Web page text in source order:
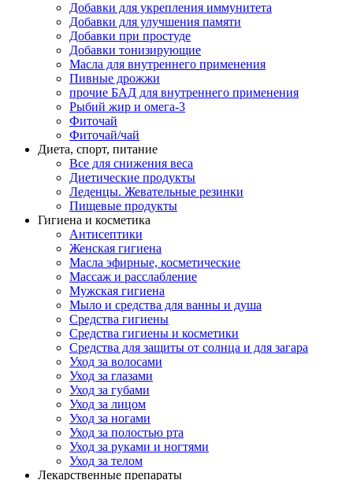
Добавки для укрепления иммунитета
Добавки для улучшения памяти
Добавки при простуде
Добавки тонизирующие
Масла для внутреннего применения
Пивные дрожжи
прочие БАД для внутреннего применения
Рыбий жир и омега-3
Фиточай
Фиточай/чай
Диета, спорт, питание
Все для снижения веса
Диетические продукты
Леденцы. Жевательные резинки
Пищевые продукты
Гигиена и косметика
Антисептики
Женская гигиена
Масла эфирные, косметические
Массаж и расслабление
Мужская гигиена
Мыло и средства для ванны и душа
Средства гигиены
Средства гигиены и косметики
Средства для защиты от солнца и для загара
Уход за волосами
Уход за глазами
Уход за губами
Уход за лицом
Уход за ногами
Уход за полостью рта
Уход за руками и ногтями
Уход за телом
Лекарственные препараты